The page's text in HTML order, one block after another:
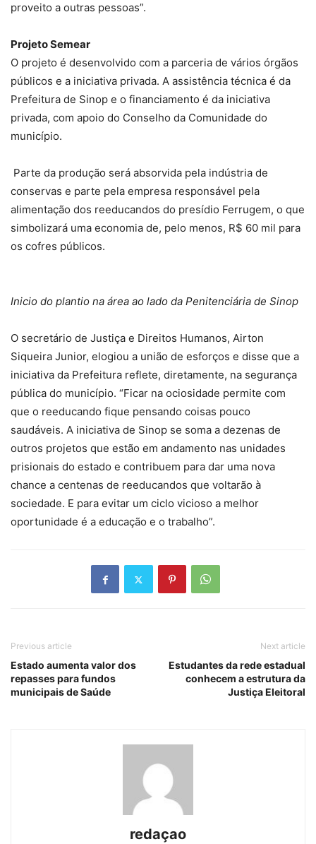
proveito a outras pessoas”.
Projeto Semear
O projeto é desenvolvido com a parceria de vários órgãos
públicos e a iniciativa privada. A assistência técnica é da
Prefeitura de Sinop e o financiamento é da iniciativa
privada, com apoio do Conselho da Comunidade do
município.
Parte da produção será absorvida pela indústria de
conservas e parte pela empresa responsável pela
alimentação dos reeducandos do presídio Ferrugem, o que
simbolizará uma economia de, pelo menos, R$ 60 mil para
os cofres públicos.
Inicio do plantio na área ao lado da Penitenciária de Sinop
O secretário de Justiça e Direitos Humanos, Airton
Siqueira Junior, elogiou a união de esforços e disse que a
iniciativa da Prefeitura reflete, diretamente, na segurança
pública do município. “Ficar na ociosidade permite com
que o reeducando fique pensando coisas pouco
saudáveis. A iniciativa de Sinop se soma a dezenas de
outros projetos que estão em andamento nas unidades
prisionais do estado e contribuem para dar uma nova
chance a centenas de reeducandos que voltarão à
sociedade. E para evitar um ciclo vicioso a melhor
oportunidade é a educação e o trabalho”.
Previous article
Estado aumenta valor dos
repasses para fundos
municipais de Saúde
Next article
Estudantes da rede estadual
conhecem a estrutura da
Justiça Eleitoral
redaçao